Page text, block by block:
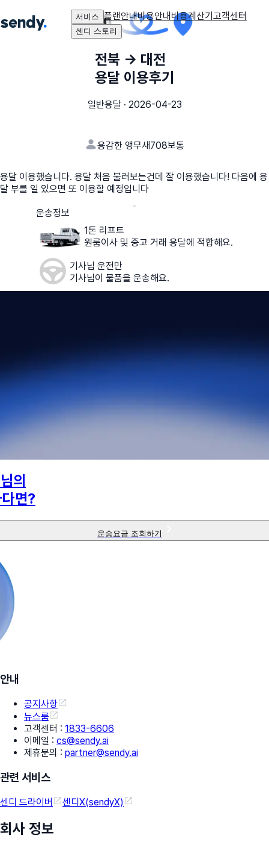
서비스 플랜안내비용안내비용계산기고객센터
센디 스토리
전북 → 대전
용달 이용후기
일반용달· 2026-04-23
용감한 앵무새708보통
용달 이용했습니다. 용달 처음 불러보는건데 잘 이용했습니다! 다음에 용
달 부를 일 있으면 또 이용할 예정입니다
운송정보
1톤 리프트
원룸이사 및 중고 거래 용달에 적합해요.
기사님 운전만
기사님이 물품을 운송해요.
님의
면?
운송요금 조회하기
안내
공지사항
뉴스룸
고객센터 : 1833-6606
이메일 : cs@sendy.ai
제휴문의 : partner@sendy.ai
관련 서비스
센디 드라이버 센디X(sendyX)
회사 정보